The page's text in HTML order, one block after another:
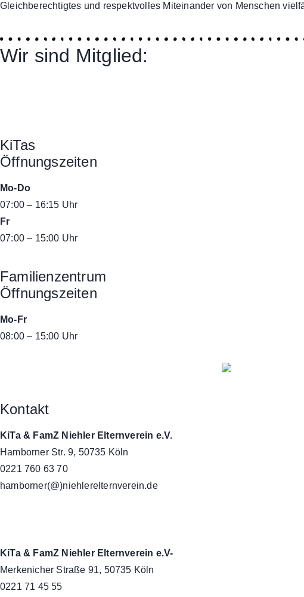
Gleichberechtigtes und respektvolles Miteinander von Menschen
Wir sind Mitglied:
KiTas
Öffnungszeiten
Mo-Do
07:00 – 16:15 Uhr
Fr
07:00 – 15:00 Uhr
Familienzentrum
Öffnungszeiten
Mo-Fr
08:00 – 15:00 Uhr
Kontakt
KiTa & FamZ Niehler Elternverein e.V.
Hamborner Str. 9, 50735 Köln
0221 760 63 70
hamborner(@)niehlerelternverein.de
KiTa & FamZ Niehler Elternverein e.V-
Merkenicher Straße 91, 50735 Köln
0221 71 45 55